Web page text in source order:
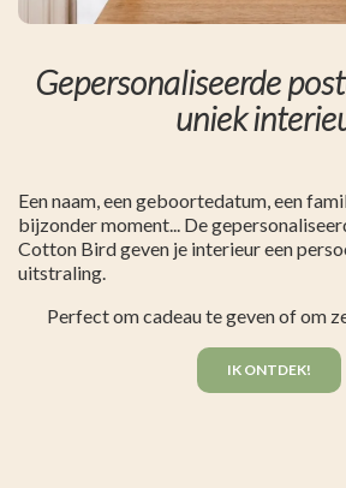
Gepersonaliseerde
uniek
Een naam, een geboortedatum, een
bijzonder moment... De
Cotton Bird geven je interieur een
uitstraling.
Perfect om cadeau te geven of om
IK ONTDEK!